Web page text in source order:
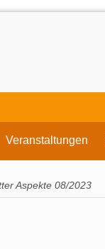
Veranstaltungen
Aspekte 08/2023